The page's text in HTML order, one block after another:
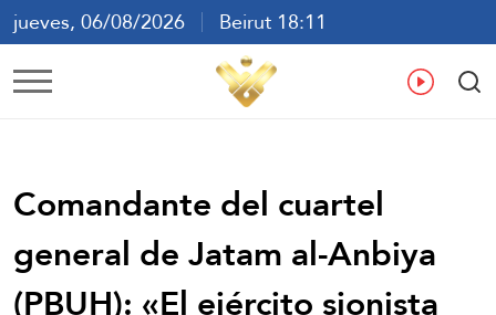
jueves, 06/08/2026
Beirut 18:11
ع En
Comandante del cuartel
general de Jatam al-Anbiya